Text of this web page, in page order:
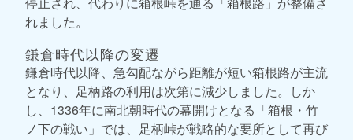
れました。
鎌倉時代以降の変遷
鎌倉時代以降、急勾配ながら距離が短い箱根路が主流
となり、足柄路の利用は次第に減少しました。しか
し、1336年に南北朝時代の幕開けとなる「箱根・竹
ノ下の戦い」では、足柄峠が戦略的な要所として再び